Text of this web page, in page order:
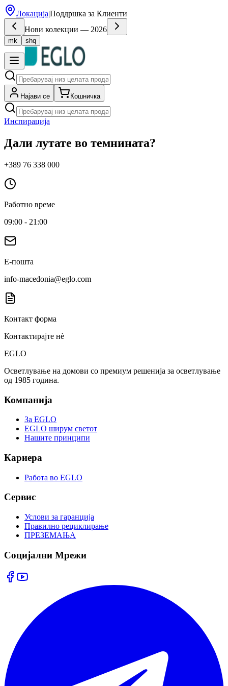
Локација|Поддршка за Клиенти
Нови колекции — 2026
mk shq
Најави се Кошничка
Инспирација
Дали лутате во темнината?
+389 76 338 000
Работно време
09:00 - 21:00
Е-пошта
info-macedonia@eglo.com
Контакт форма
Контактирајте нè
EGLO
Осветлување на домови со премиум решенија за осветлување
од 1985 година.
Компанија
За EGLO
EGLO ширум светот
Нашите принципи
Кариера
Работа во EGLO
Сервис
Услови за гаранција
Правилно рециклирање
ПРЕЗЕМАЊА
Социјални Мрежи